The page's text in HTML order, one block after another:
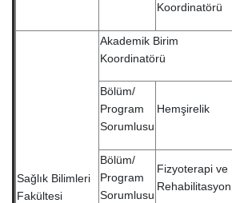
Koordinatörü
Sağlık Bilimleri
Fakültesi
Akademik Birim
Koordinatörü
Bölüm/
Program
Sorumlusu
Hemşirelik
Bölüm/
Program
Sorumlusu
Fizyoterapi ve
Rehabilitasyon